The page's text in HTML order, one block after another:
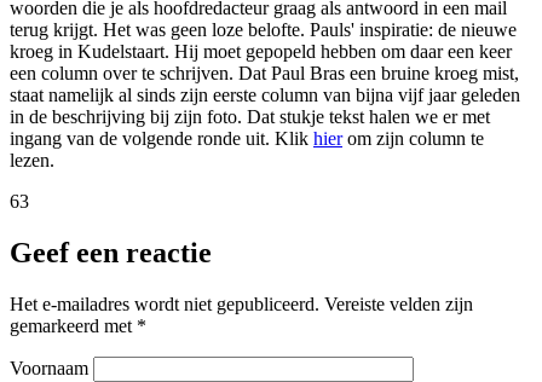
woorden die je als hoofdredacteur graag als antwoord in een mail
terug krijgt. Het was geen loze belofte. Pauls' inspiratie: de nieuwe
kroeg in Kudelstaart. Hij moet gepopeld hebben om daar een keer
een column over te schrijven. Dat Paul Bras een bruine kroeg mist,
staat namelijk al sinds zijn eerste column van bijna vijf jaar geleden
in de beschrijving bij zijn foto. Dat stukje tekst halen we er met
ingang van de volgende ronde uit. Klik hierom zijn column te
lezen.
63
Geef een reactie
Het e-mailadres wordt niet gepubliceerd. Vereiste velden zijn
gemarkeerd met *
Voornaam